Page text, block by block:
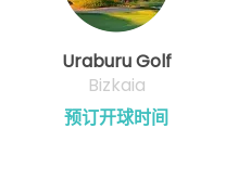
Uraburu Golf
Bizkaia
预订开球时间